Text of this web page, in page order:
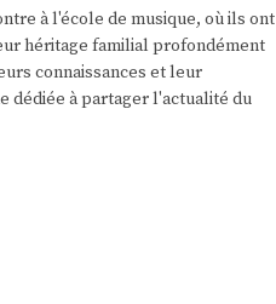
à l'école de musique, où ils ont
héritage familial profondément
connaissances et leur
dédiée à partager l'actualité du